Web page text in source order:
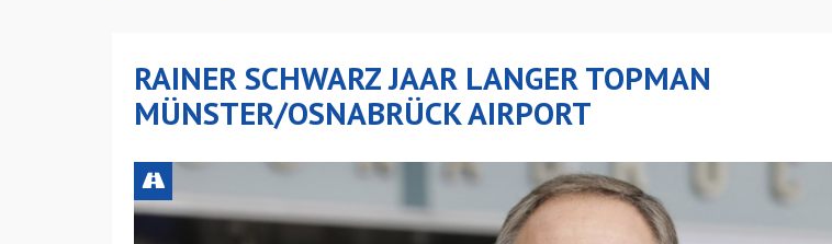
RAINER SCHWARZ JAAR LANGER TOPMAN
MÜNSTER/OSNABRÜCK AIRPORT